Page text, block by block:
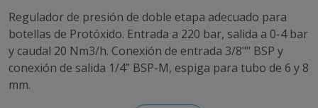
Regulador de presión de doble etapa adecuado para
botellas de Protóxido. Entrada a 220 bar, salida a 0-4 bar
y caudal 20 Nm3/h. Conexión de entrada 3/8"" BSP y
conexión de salida 1/4” BSP-M, espiga para tubo de 6 y 8
mm.